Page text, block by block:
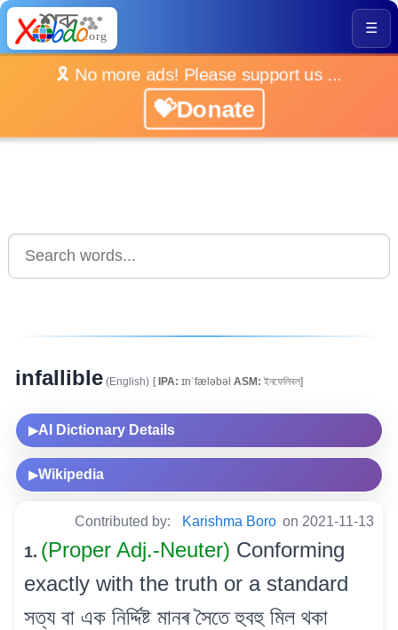
☰
🎗️ No more ads! Please support us ...
💝Donate
infallible (English) [IPA: ɪnˈfæləbəl ASM: ইনফেলিবল]
▶AI Dictionary Details
▶Wikipedia
Contributed by: Karishma Boro on 2021-11-13
1. (Proper Adj.-Neuter) Conforming
exactly with the truth or a standard
সত্য বা এক নিৰ্দ্দিষ্ট মানৰ সৈতে হুবহু মিল থকা